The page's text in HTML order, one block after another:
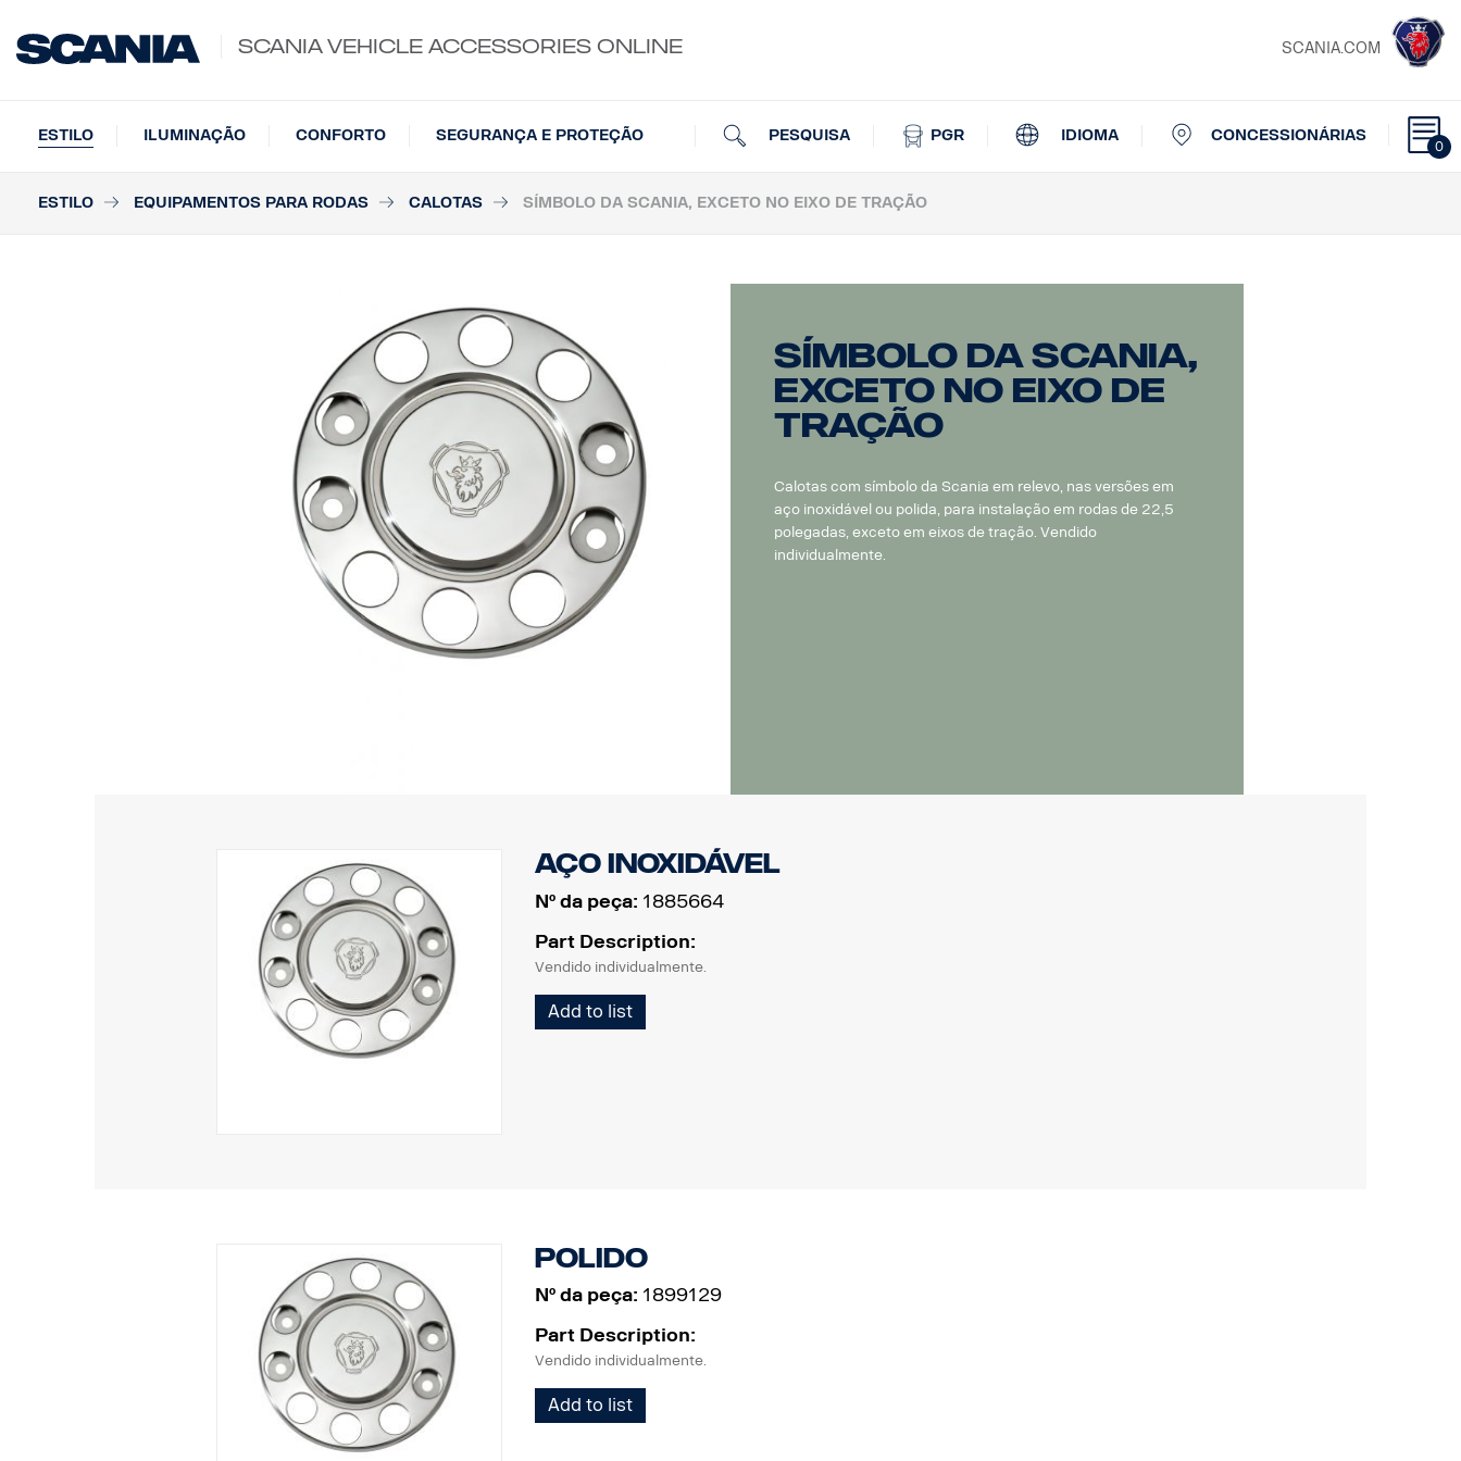
SCANIA VEHICLE ACCESSORIES ONLINE SCANIA.COM
0
PESQUISA PGR IDIOMA CONCESSIONÁRIAS
ESTILO ILUMINAÇÃO CONFORTO SEGURANÇA E PROTEÇÃO
ESTILO EQUIPAMENTOS PARA RODAS CALOTAS SÍMBOLO DA SCANIA, EXCETO NO EIXO DE TRAÇÃO
Símbolo da Scania,
exceto no eixo de
tração
Calotas com símbolo da Scania em relevo, nas versões em
aço inoxidável ou polida, para instalação em rodas de 22,5
polegadas, exceto em eixos de tração. Vendido
individualmente.
Aço inoxidável
Nº da peça: 1885664
Part Description:
Vendido individualmente.
Add to list
Polido
Nº da peça: 1899129
Part Description:
Vendido individualmente.
Add to list